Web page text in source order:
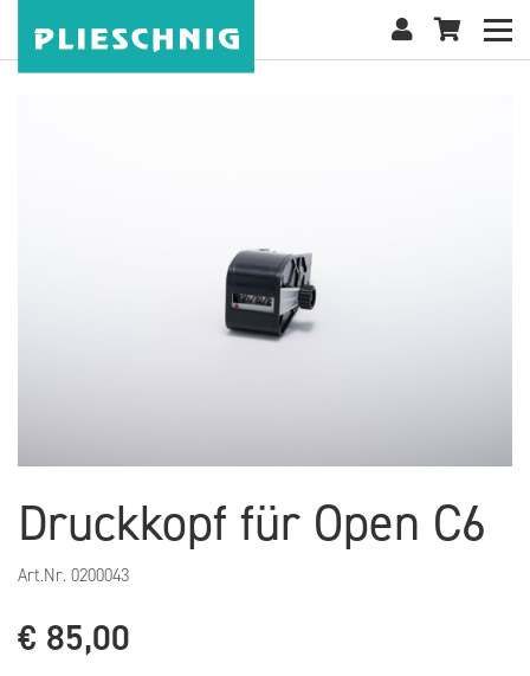
Druckkopf für Open C6
Art.Nr. 0200043
€ 85,00